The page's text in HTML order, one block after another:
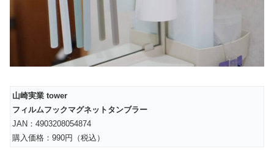
山崎実業 tower
フィルムフックマグネットタンブラー
JAN：4903208054874
購入価格：990円（税込）